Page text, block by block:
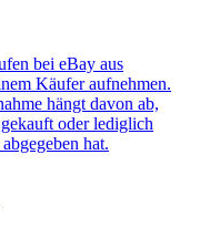
bei eBay aus
Käufer aufnehmen.
hängt davon ab,
oder lediglich
hat.